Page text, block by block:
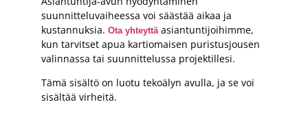
suunnitteluvaiheessa voi säästää aikaa ja
kustannuksia. Ota yhteyttäasiantuntijoihimme,
kun tarvitset apua kartiomaisen puristusjousen
valinnassa tai suunnittelussa projektillesi.
Tämä sisältö on luotu tekoälyn avulla, ja se voi
sisältää virheitä.